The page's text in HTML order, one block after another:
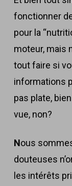
fonctionner
pour la
moteur, mais
tout faire si
informations
pas plate,
vue, non?
Nous
douteuses
les intérêts